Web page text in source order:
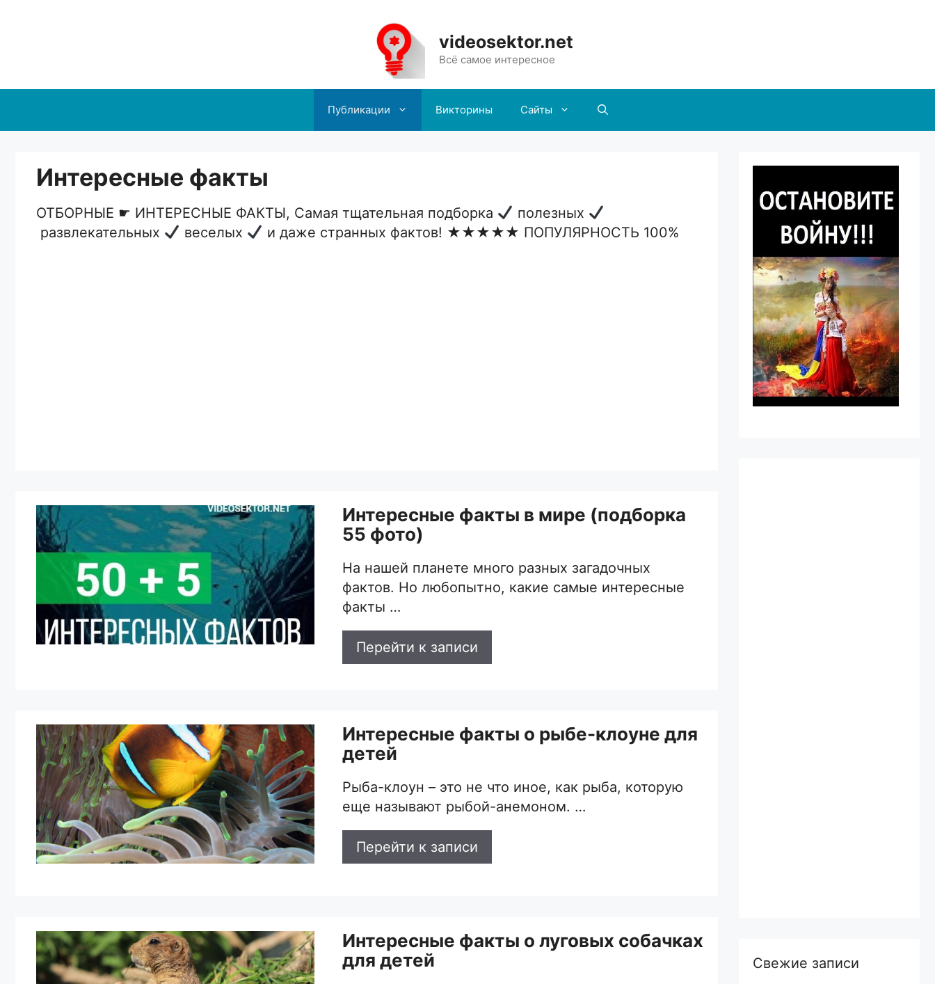
videosektor.net
Всё самое интересное
Публикации Викторины Сайты
Интересные факты
ОТБОРНЫЕ ☛ ИНТЕРЕСНЫЕ ФАКТЫ, Самая тщательная подборка
полезных
развлекательных
веселых и даже странных фактов! ★★★★★ ПОПУЛЯРНОСТЬ 100%
Интересные факты в мире (подборка
55 фото)
На нашей планете много разных загадочных
фактов. Но любопытно, какие самые интересные
факты …
Перейти к записи
Интересные факты о рыбе-клоуне для
детей
Рыба-клоун – это не что иное, как рыба, которую
еще называют рыбой-анемоном. …
Перейти к записи
Интересные факты о луговых собачках
для детей
Свежие записи